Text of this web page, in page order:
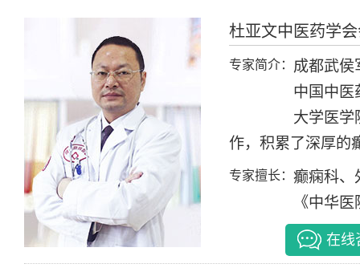
杜亚文中医药学
专家简介： 成都武侯
中国中医
大学医学
作，积累了深厚的
专家擅长： 癫痫科、
《中华
在线